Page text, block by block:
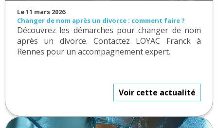
Le 11 mars 2026
Changer de nom après un divorce : comment faire ?
Découvrez les démarches pour changer de nom
après un divorce. Contactez LOYAC Franck à
Rennes pour un accompagnement expert.
Voir cette actualité